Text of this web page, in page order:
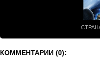
КОММЕНТАРИИ (0):